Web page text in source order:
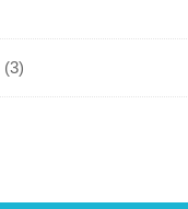
(3)